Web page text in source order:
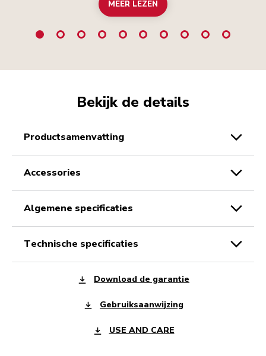
MEER LEZEN
Bekijk de details
productsamenvatting
accessories
algemene specificaties
technische specificaties
Download de garantie
Gebruiksaanwijzing
USE AND CARE